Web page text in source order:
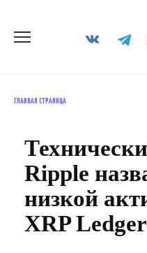
содержанию
ГЛАВНАЯ СТРАНИЦА
Ripple
низкой
XRP Ledger